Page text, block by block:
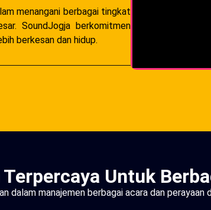
menangani berbagai tingkat
SoundJogja berkomitmen
berkesan dan hidup.
Untuk
dalam manajemen berbagai acara dan